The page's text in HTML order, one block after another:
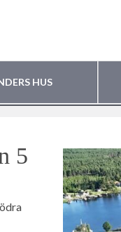
HUS
5